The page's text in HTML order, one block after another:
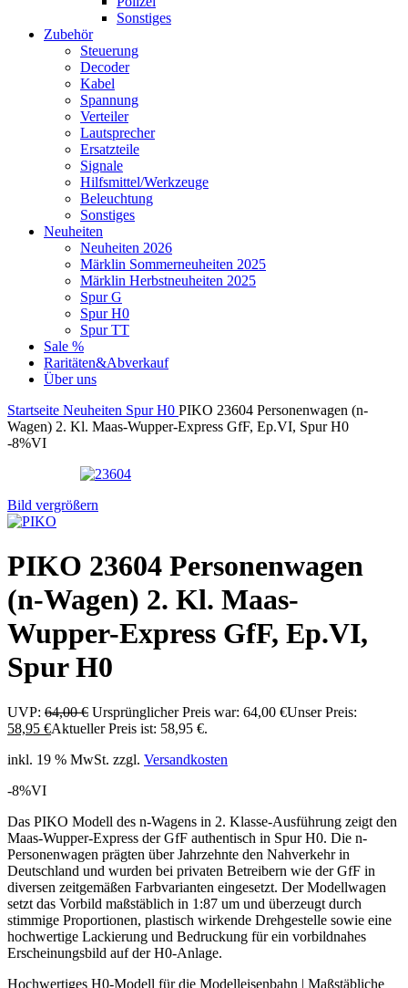
Sonstiges
Zubehör
Steuerung
Decoder
Kabel
Spannung
Verteiler
Lautsprecher
Ersatzteile
Signale
Hilfsmittel/Werkzeuge
Beleuchtung
Sonstiges
Neuheiten
Neuheiten 2026
Märklin Sommerneuheiten 2025
Märklin Herbstneuheiten 2025
Spur G
Spur H0
Spur TT
Sale %
Raritäten&Abverkauf
Über uns
Startseite Neuheiten Spur H0 PIKO 23604 Personenwagen (n-
Wagen) 2. Kl. Maas-Wupper-Express GfF, Ep.VI, Spur H0
-8%VI
Bild vergrößern
PIKO 23604 Personenwagen
(n-Wagen) 2. Kl. Maas-
Wupper-Express GfF, Ep.VI,
Spur H0
UVP: 64,00€ Ursprünglicher Preis war: 64,00 €Unser Preis:
58,95 €Aktueller Preis ist: 58,95 €.
inkl. 19 % MwSt. zzgl. Versandkosten
-8%VI
Das PIKO Modell des n-Wagens in 2. Klasse-Ausführung zeigt den
Maas-Wupper-Express der GfF authentisch in Spur H0. Die n-
Personenwagen prägten über Jahrzehnte den Nahverkehr in
Deutschland und wurden bei privaten Betreibern wie der GfF in
diversen zeitgemäßen Farbvarianten eingesetzt. Der Modellwagen
setzt das Vorbild maßstäblich in 1:87 um und überzeugt durch
stimmige Proportionen, plastisch wirkende Drehgestelle sowie eine
hochwertige Lackierung und Bedruckung für ein vorbildnahes
Erscheinungsbild auf der H0-Anlage.
Hochwertiges H0-Modell für die Modelleisenbahn | Maßstäbliche